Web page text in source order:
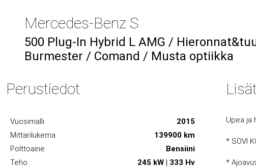
Mercedes-Benz S
500 Plug-In Hybrid L AMG /
Burmester / Comand / Musta optiikka
Perustiedot
Vuosimalli
2015
Mittarilukema
139900 km
Polttoaine
Bensiini
Teho
245 kW | 333 Hv
Upea ja
* SOVI
*